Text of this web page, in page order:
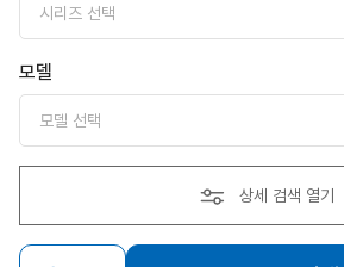
시리즈 선택
모델
모델 선택
상세 검색 열기